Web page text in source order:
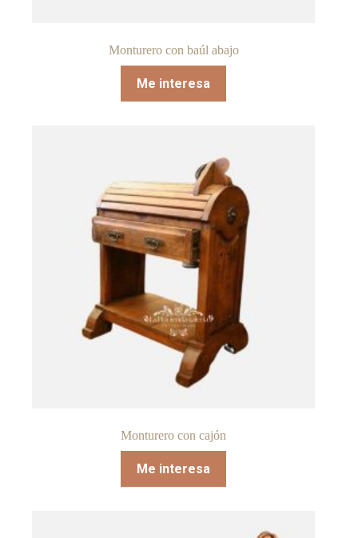
Monturero con baúl abajo
Me interesa
Monturero con cajón
Me interesa